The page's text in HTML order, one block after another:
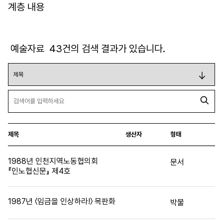
계층 내용
예술자료 43건의 검색 결과가 있습니다.
제목 생산자 형태
1988년 인천지역노동협의회
『인노협신문』 제4호
문서
1987년 〈임금을 인상하라!〉 목판화 박물